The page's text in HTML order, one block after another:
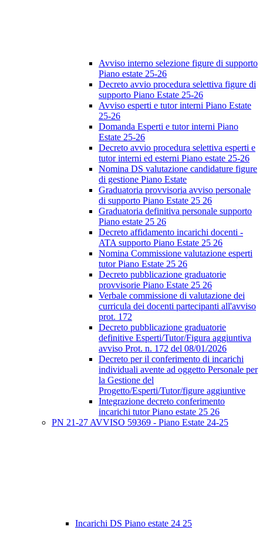
Avviso interno selezione figure di supporto
Piano estate 25-26
Decreto avvio procedura selettiva figure di
supporto Piano Estate 25-26
Avviso esperti e tutor interni Piano Estate
25-26
Domanda Esperti e tutor interni Piano
Estate 25-26
Decreto avvio procedura selettiva esperti e
tutor interni ed esterni Piano estate 25-26
Nomina DS valutazione candidature figure
di gestione Piano Estate
Graduatoria provvisoria avviso personale
di supporto Piano Estate 25 26
Graduatoria definitiva personale supporto
Piano estate 25 26
Decreto affidamento incarichi docenti -
ATA supporto Piano Estate 25 26
Nomina Commissione valutazione esperti
tutor Piano Estate 25 26
Decreto pubblicazione graduatorie
provvisorie Piano Estate 25 26
Verbale commissione di valutazione dei
curricula dei docenti partecipanti all'avviso
prot. 172
Decreto pubblicazione graduatorie
definitive Esperti/Tutor/Figura aggiuntiva
avviso Prot. n. 172 del 08/01/2026
Decreto per il conferimento di incarichi
individuali avente ad oggetto Personale per
la Gestione del
Progetto/Esperti/Tutor/figure aggiuntive
Integrazione decreto conferimento
incarichi tutor Piano estate 25 26
PN 21-27 AVVISO 59369 - Piano Estate 24-25
Incarichi DS Piano estate 24 25